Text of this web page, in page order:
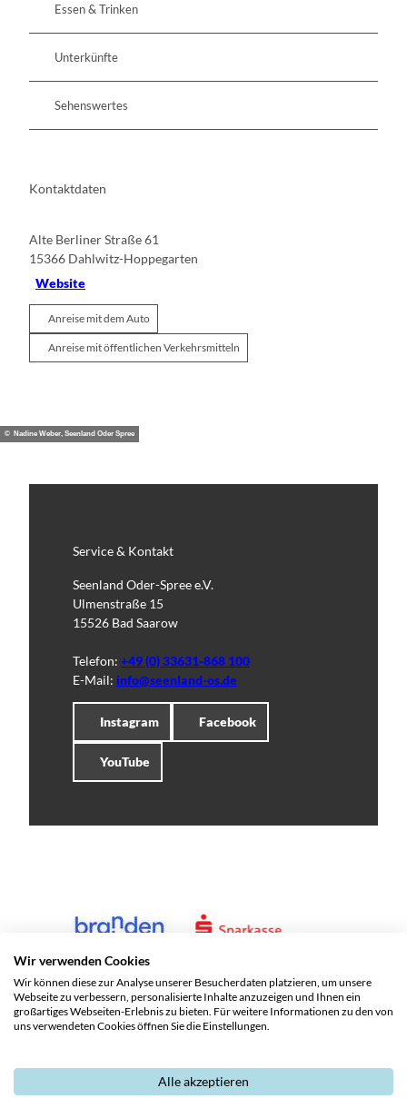
Essen & Trinken
Unterkünfte
Sehenswertes
Kontaktdaten
Alte Berliner Straße 61
15366 Dahlwitz-Hoppegarten
Website
Anreise mit dem Auto
Anreise mit öffentlichen Verkehrsmitteln
© Nadine Weber, Seenland Oder Spree
Service & Kontakt
Seenland Oder-Spree e.V.
Ulmenstraße 15
15526 Bad Saarow
Telefon: +49 (0) 33631-868 100
E-Mail: info@seenland-os.de
Instagram Facebook
YouTube
Wir verwenden Cookies
Wir können diese zur Analyse unserer Besucherdaten platzieren, um unsere
Webseite zu verbessern, personalisierte Inhalte anzuzeigen und Ihnen ein
großartiges Webseiten-Erlebnis zu bieten. Für weitere Informationen zu den von
uns verwendeten Cookies öffnen Sie die Einstellungen.
Alle akzeptieren